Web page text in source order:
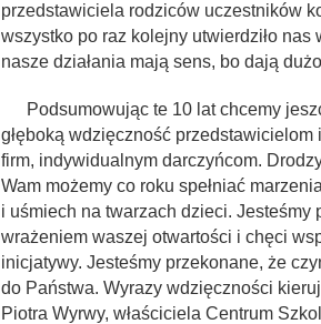
przedstawiciela rodziców uczestników
wszystko po raz kolejny utwierdziło nas
nasze działania mają sens, bo dają
Podsumowując te 10 lat chcemy
głęboką wdzięczność przedstawicielom
firm, indywidualnym darczyńcom.
Wam możemy co roku spełniać
i uśmiech na twarzach dzieci. Jesteśmy
wrażeniem waszej otwartości i chęci
inicjatywy. Jesteśmy przekonane, że
do Państwa. Wyrazy wdzięczności
Piotra Wyrwy, właściciela Centrum